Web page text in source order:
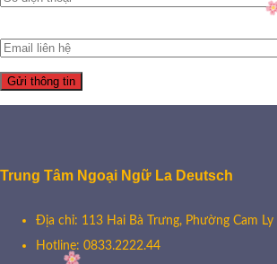
Trung Tâm Ngoại Ngữ La Deutsch
Địa chỉ: 113 Hai Bà Trưng, Phường Cam
Hotline: 0833.2222.44